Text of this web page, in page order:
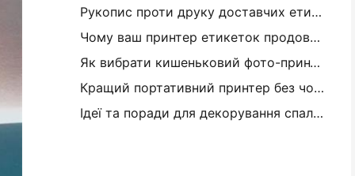
Рукопис проти друку доставчих етикеток: поради для малого бізнесу в 2026 році
Чому ваш принтер етикеток продовжує заглушувати?
Як вибрати кишеньковий фото-принтер: повне посібник для журналістів, подорожей та користувачів iPhone
Кращий портативний принтер без чорнила для подорожей, школи та мобільної роботи: огляд Hanin MT620 Pro
Ідеї та поради для декорування спальні та гуртожитку